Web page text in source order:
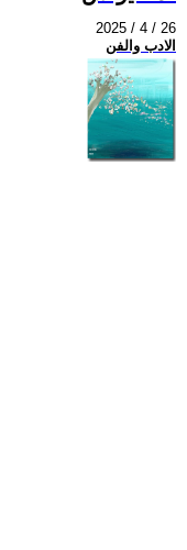
2025 / 4 / 26
الادب والفن